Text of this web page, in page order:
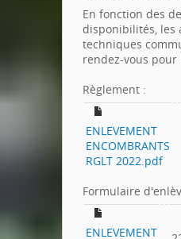
En fonction des
disponibilités, les
techniques
rendez-vous pour
Règlement :
ENLEVEMENT
ENCOMBRANTS
RGLT 2022.pdf
Formulaire
ENLEVEMENT